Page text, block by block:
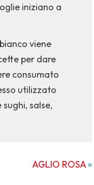
iniziano a
viene
per dare
consumato
utilizzato
salse,
AGLIO ROSA»